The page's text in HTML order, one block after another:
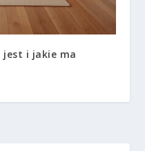
jest i jakie ma